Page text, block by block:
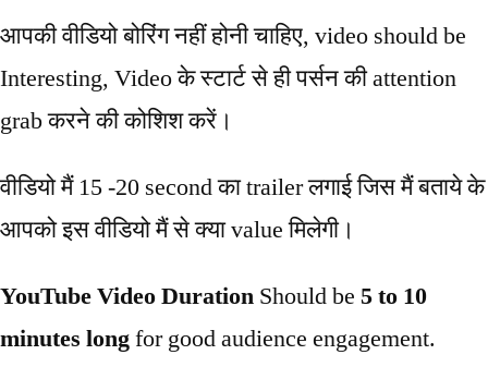
आपकी वीडियो बोरिंग नहीं होनी चाहिए, video should be
Interesting, Video के स्टार्ट से ही पर्सन की attention
grab करने की कोशिश करें।
वीडियो मैं 15 -20 second का trailer लगाई जिस मैं बताये के
आपको इस वीडियो मैं से क्या value मिलेगी।
YouTube Video Duration Should be 5 to 10
minutes longfor good audience engagement.